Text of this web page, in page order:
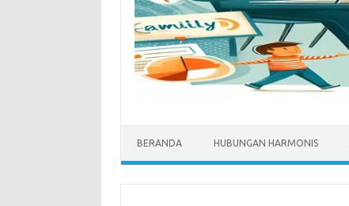
BERANDA HUBUNGAN HARMONIS